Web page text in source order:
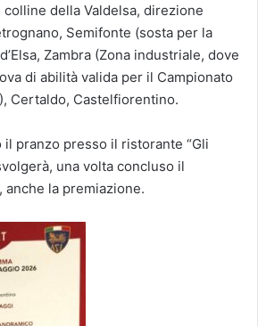
della Valdelsa, direzione
Semifonte (sosta per la
Zambra (Zona industriale, dove
di abilità valida per il Campionato
Certaldo, Castelfiorentino.
pranzo presso il ristorante “Gli
una volta concluso il
la premiazione.